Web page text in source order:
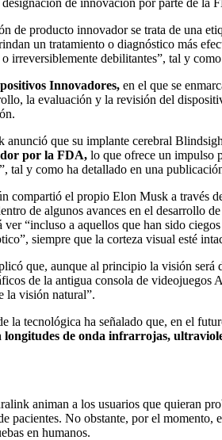
de producto innovador se trata de una
un tratamiento o diagnóstico más
irreversiblemente debilitantes”, tal y
Innovadores, en el que se
la evaluación y la revisión del
anunció que su implante cerebral
por la FDA, lo que ofrece un impulso
tal y como ha detallado en una
compartió el propio Elon Musk a través
de algunos avances en el desarrollo
“incluso a aquellos que han sido
siempre que la corteza visual esté
que, aunque al principio la visión será
de la antigua consola de videojuegos
la visión natural”.
la tecnológica ha señalado que, en el
longitudes de onda infrarrojas,
animan a los usuarios que quieran
pacientes. No obstante, por el momento,
en humanos.